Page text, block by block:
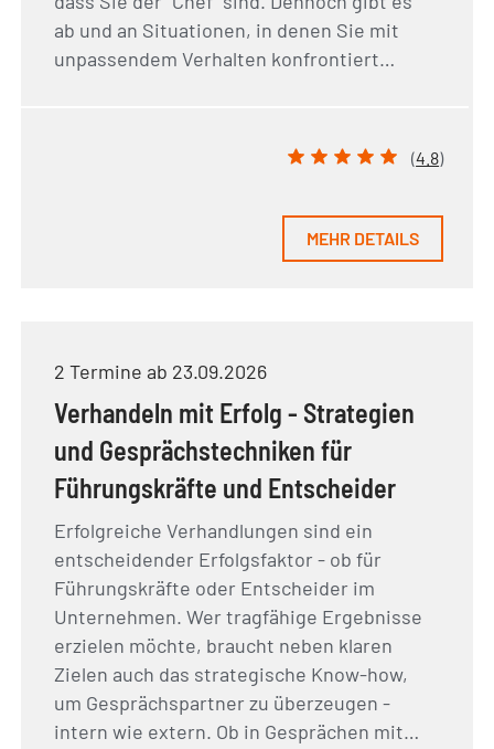
ab und an Situationen, in denen Sie mit
unpassendem Verhalten konfrontiert…
(4.8)
MEHR DETAILS
2 Termine ab 23.09.2026
Verhandeln mit Erfolg - Strategien
und Gesprächstechniken für
Führungskräfte und Entscheider
Erfolgreiche Verhandlungen sind ein
entscheidender Erfolgsfaktor - ob für
Führungskräfte oder Entscheider im
Unternehmen. Wer tragfähige Ergebnisse
erzielen möchte, braucht neben klaren
Zielen auch das strategische Know-how,
um Gesprächspartner zu überzeugen -
intern wie extern. Ob in Gesprächen mit…